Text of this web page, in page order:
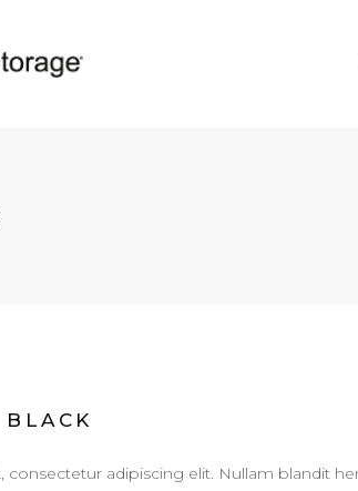
adipiscing elit. Nullam blandit